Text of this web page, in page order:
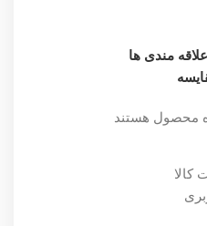
مندی ها
محصول هستند
کالا